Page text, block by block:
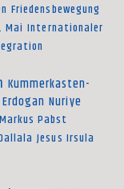
Friedensbewegung
Mai Internationaler
Kummerkasten-
Erdogan Nuriye
Markus Pabst
Jesus Irsula